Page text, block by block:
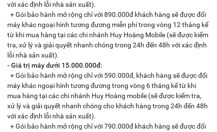
với xác định lỗi nhà sản xuất).
+ Gói bảo hành mở rộng chỉ với 890.000đ khách hàng sẽ được đổi
máy khác ngoại hình tương đương miễn phí trong vòng 12 tháng kể
từ khi mua hàng tại các chi nhánh Huy Hoàng Mobile (sẽ được kiểm
tra, xử lý và giải quyết nhanh chóng trong 24h đến 48h với xác định
lỗi nhà sản xuất).
- Giá trị máy dưới 15.000.000đ:
+ Gói bảo hành mở rộng chỉ với 590.000đ, khách hàng sẽ được đổi
máy khác ngoại hình tương đương trong vòng 6 tháng kể từ khi
mua hàng tại các chi nhánh Huy Hoàng mobile (sẽ được kiểm tra,
xử lý và giải quyết nhanh chóng cho khách hàng trong 24h đến 48h
với xác định lỗi nhà sản xuất).
+ Gói bảo hành mở rộng chỉ với 790.000đ khách hàng sẽ được đổi